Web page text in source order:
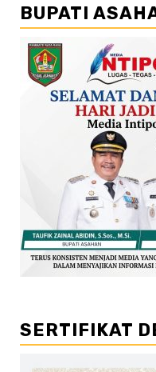
BUPATI
SERTIFIKAT